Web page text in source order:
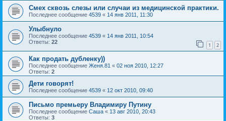
Смех сквозь слезы или случаи из медицинской практики.
Последнее сообщение 4539 « 14 янв 2011, 11:30
Улыбнуло
Последнее сообщение 4539 « 14 янв 2011, 10:54
Ответы: 22 1 2
Как продать дубленку))
Последнее сообщение Женя.81 « 02 ноя 2010, 12:27
Ответы: 2
Дети говорят!
Последнее сообщение 4539 « 12 окт 2010, 09:40
Письмо премьеру Владимиру Путину
Последнее сообщение Саша « 13 авг 2010, 20:43
Ответы: 3